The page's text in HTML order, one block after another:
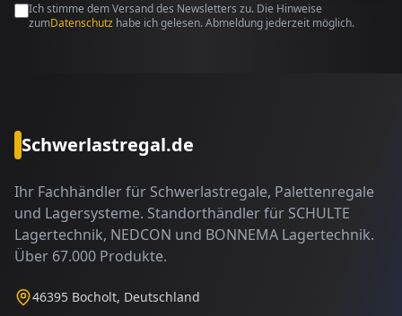
Ich stimme dem Versand des Newsletters zu. Die Hinweise
zumDatenschutz habe ich gelesen. Abmeldung jederzeit möglich.
Schwerlastregal.de
Ihr Fachhändler für Schwerlastregale, Palettenregale
und Lagersysteme. Standorthändler für SCHULTE
Lagertechnik, NEDCON und BONNEMA Lagertechnik.
Über 67.000 Produkte.
46395 Bocholt, Deutschland